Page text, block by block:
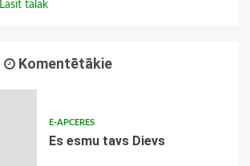
Lasīt tālāk
Komentētākie
E-APCERES
Es esmu tavs Dievs